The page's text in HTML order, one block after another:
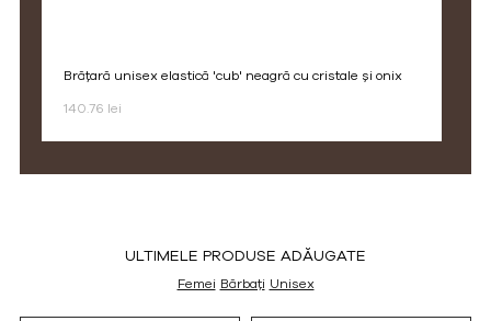
brățară unisex elastică 'cub' neagră cu cristale și onix
140.76 lei
ULTIMELE PRODUSE ADĂUGATE
Femei Bărbați Unisex